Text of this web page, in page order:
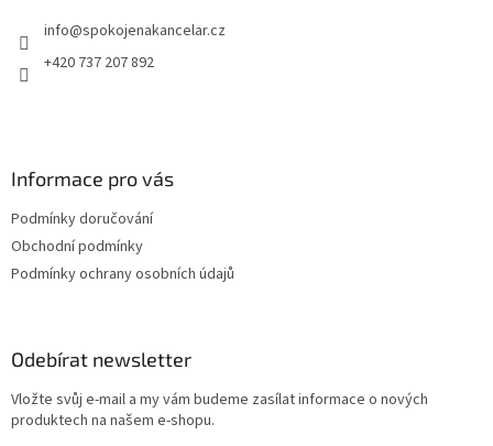
info@spokojenakancelar.cz
+420 737 207 892
Informace pro vás
Podmínky doručování
Obchodní podmínky
Podmínky ochrany osobních údajů
Odebírat newsletter
Vložte svůj e-mail a my vám budeme zasílat informace o nových
produktech na našem e-shopu.